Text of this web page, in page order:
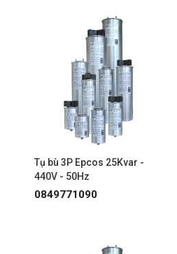
Tụ bù 3P Epcos 25Kvar -
440V - 50Hz
0849771090